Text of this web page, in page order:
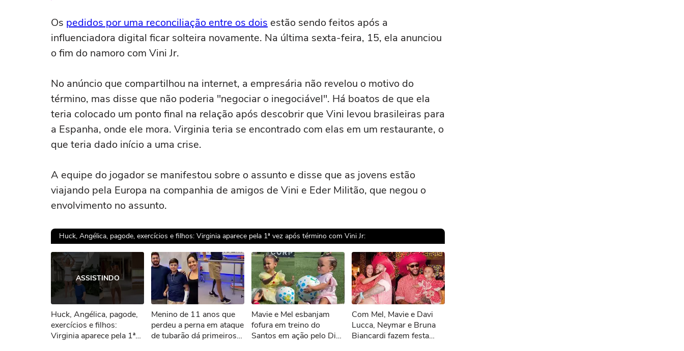
Os pedidos por uma reconciliação entre os dois estão sendo feitos após a
influenciadora digital ficar solteira novamente. Na última sexta-feira, 15, ela anunciou
o fim do namoro com Vini Jr.
No anúncio que compartilhou na internet, a empresária não revelou o motivo do
término, mas disse que não poderia "negociar o inegociável". Há boatos de que ela
teria colocado um ponto final na relação após descobrir que Vini levou brasileiras para
a Espanha, onde ele mora. Virginia teria se encontrado com elas em um restaurante, o
que teria dado início a uma crise.
A equipe do jogador se manifestou sobre o assunto e disse que as jovens estão
viajando pela Europa na companhia de amigos de Vini e Eder Militão, que negou o
envolvimento no assunto.
Huck, Angélica, pagode, exercícios e filhos: Virginia aparece pela 1ª vez após término com Vini Jr:
Ops!
Não foi possível reproduzir o vídeo
Tentar novamente
ASSISTINDO
Huck, Angélica, pagode,
exercícios e filhos:
Virginia aparece pela 1ª
Menino de 11 anos que
perdeu a perna em ataque
de tubarão dá primeiros
Mavie e Mel esbanjam
fofura em treino do
Santos em ação pelo Dia
Com Mel, Mavie e Davi
Lucca, Neymar e Bruna
Biancardi fazem festa